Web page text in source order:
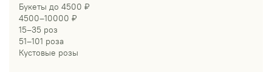
Букеты до 4500 ₽
4500–10000 ₽
15–35 роз
51–101 роза
Кустовые розы